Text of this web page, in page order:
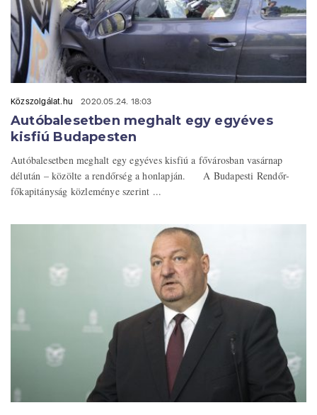
Közszolgálat.hu 2020.05.24. 18:03
Autóbalesetben meghalt egy egyéves
kisfiú Budapesten
Autóbalesetben meghalt egy egyéves kisfiú a fővárosban vasárnap
délután – közölte a rendőrség a honlapján. A Budapesti Rendőr-
főkapitányság közleménye szerint ...